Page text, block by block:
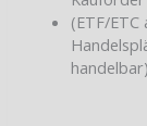
(ETF/ETC
handelbar)